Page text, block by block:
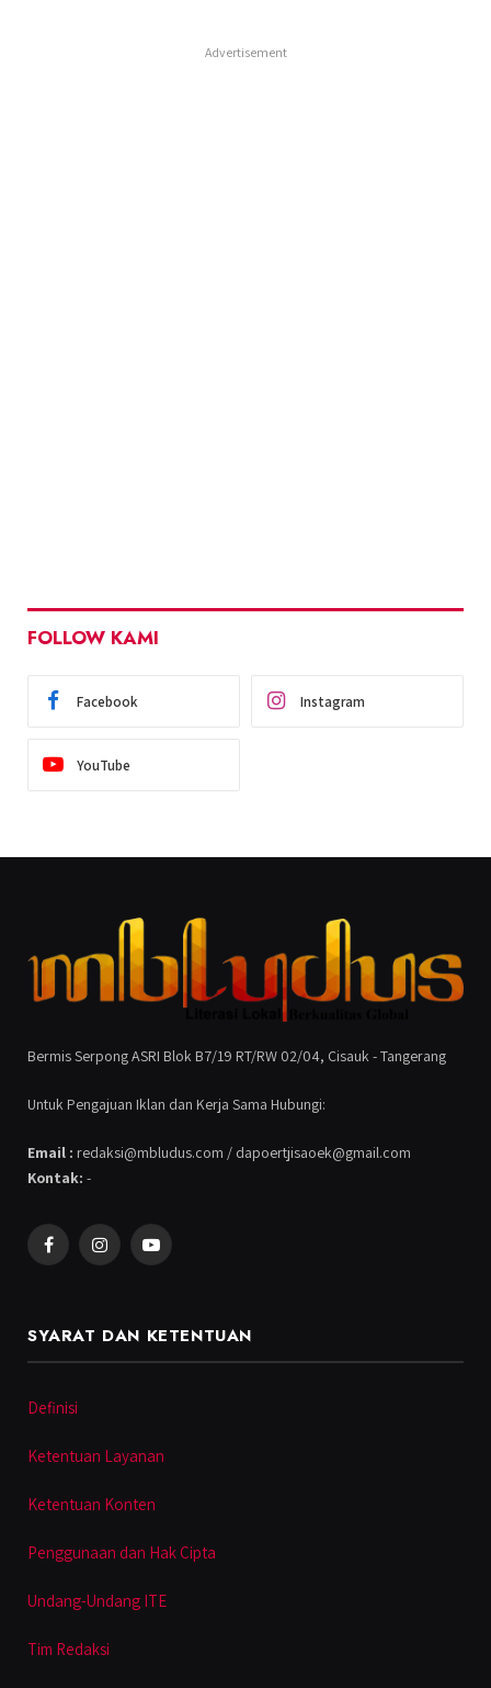
Advertisement
FOLLOW KAMI
Facebook Instagram
YouTube
Bermis Serpong ASRI Blok B7/19 RT/RW 02/04, Cisauk - Tangerang
Untuk Pengajuan Iklan dan Kerja Sama Hubungi:
Email : redaksi@mbludus.com / dapoertjisaoek@gmail.com
Kontak: -
FacebookInstagramYouTube
SYARAT DAN KETENTUAN
Definisi
Ketentuan Layanan
Ketentuan Konten
Penggunaan dan Hak Cipta
Undang-Undang ITE
Tim Redaksi